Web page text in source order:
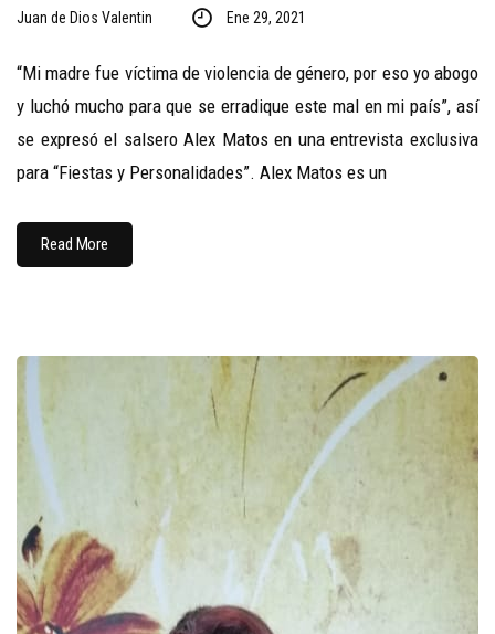
Juan de Dios Valentin Ene 29, 2021
“Mi madre fue víctima de violencia de género, por eso yo abogo
y luchó mucho para que se erradique este mal en mi país”, así
se expresó el salsero Alex Matos en una entrevista exclusiva
para “Fiestas y Personalidades”. Alex Matos es un
Read More